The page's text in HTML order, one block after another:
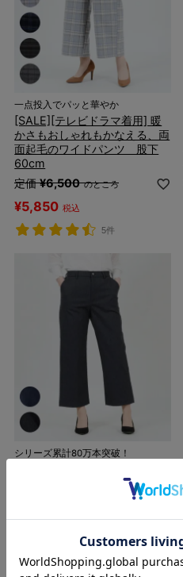
一点投入でパッと華やか
[SALE][テレビドラマ着用] 暖
かさもおしゃれもかなえる、両
面起毛のワイドパンツ 股下
60cm
定価 ¥6,500 のところ
¥5,850 税込
5件
シリーズ累計80万本突破！
イドパンツ 股下62cm